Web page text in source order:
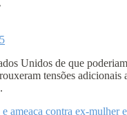
Unidos de que
tensões adicionais